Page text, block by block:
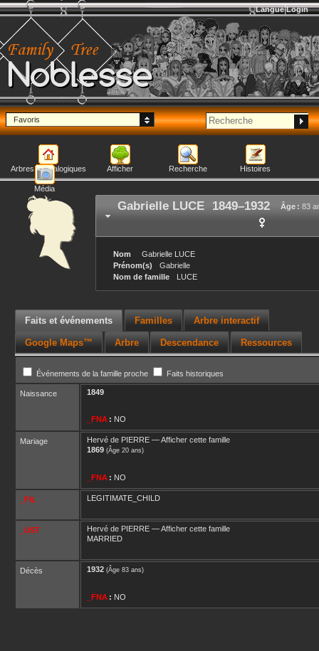
Noblesse
Langue Login
Favoris
Arbres généalogiques Afficher Recherche Histoires
Média
Gabrielle LUCE Âge : 83
1849–1932
Nom Gabrielle LUCE
Prénom(s)
Gabrielle
Nom de famille
LUCE
Faits et événements Familles Arbre interactif
Google Maps™ Arbre Descendance Ressources
Événements de la famille proche Faits historiques
Naissance 1849
_FNA : NO
Mariage Hervé de PIERRE —Afficher cette famille
1869 (Âge 20 ans)
_FNA : NO
_FIL LEGITIMATE_CHILD
_UST Hervé de PIERRE —Afficher cette famille
MARRIED
Décès 1932 (Âge 83 ans)
_FNA : NO